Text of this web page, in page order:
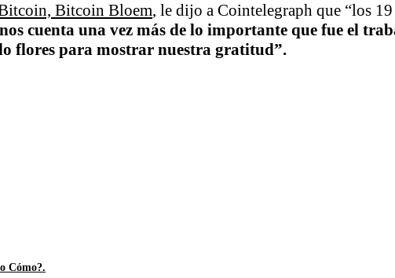
Bitcoin Bloem, le dijo a Cointelegraph que “los
cuenta una vez más de lo importante que fue el
flores para mostrar nuestra gratitud”.
Cómo?.